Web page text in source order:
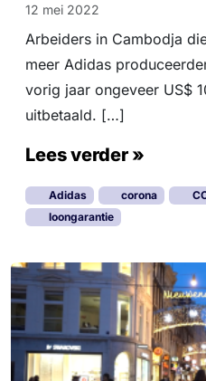
12 mei 2022
Arbeiders in Cambodja
meer Adidas
vorig jaar ongeveer US$
uitbetaald. […]
Lees verder »
Adidas corona
loongarantie